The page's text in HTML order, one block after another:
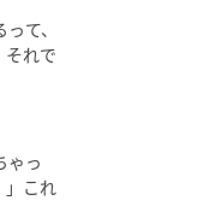
て、
れで
ゃっ
」これ